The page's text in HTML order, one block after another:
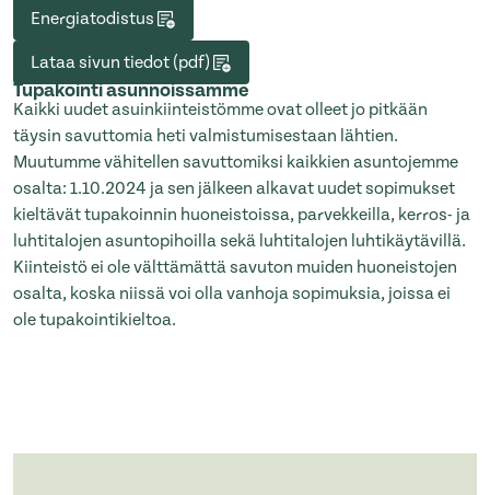
Energiatodistus
Lataa sivun tiedot (pdf)
Tupakointi asunnoissamme
Kaikki uudet asuinkiinteistömme ovat olleet jo pitkään
täysin savuttomia heti valmistumisestaan lähtien.
Muutumme vähitellen savuttomiksi kaikkien asuntojemme
osalta: 1.10.2024 ja sen jälkeen alkavat uudet sopimukset
kieltävät tupakoinnin huoneistoissa, parvekkeilla, kerros- ja
luhtitalojen asuntopihoilla sekä luhtitalojen luhtikäytävillä.
Kiinteistö ei ole välttämättä savuton muiden huoneistojen
osalta, koska niissä voi olla vanhoja sopimuksia, joissa ei
ole tupakointikieltoa.